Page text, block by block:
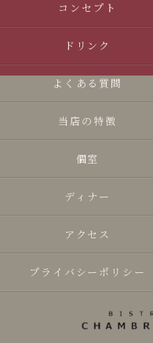
コンセプト
ドリンク
よくある質問
当店の特徴
個室
ディナー
アクセス
プライバシーポリシー